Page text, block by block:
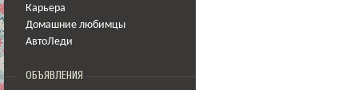
Карьера
Домашние любимцы
АвтоЛеди
ОБЪЯВЛЕНИЯ